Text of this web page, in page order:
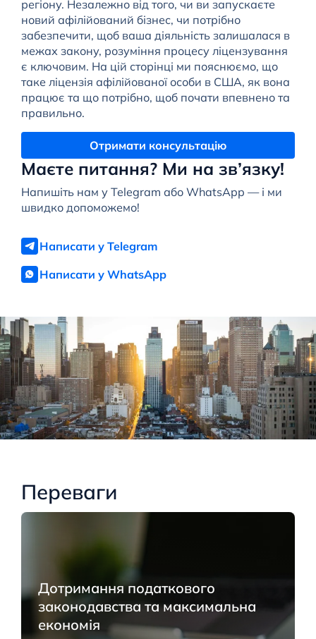
Маєте питання? Ми на зв’язку!
Напишіть нам у Telegram або WhatsApp — і ми
швидко допоможемо!
Написати у Telegram
Написати у WhatsApp
регіону. Незалежно від того, чи ви запускаєте
новий афілійований бізнес, чи потрібно
забезпечити, щоб ваша діяльність залишалася в
межах закону, розуміння процесу ліцензування
є ключовим. На цій сторінці ми пояснюємо, що
таке ліцензія афілійованої особи в США, як вона
працює та що потрібно, щоб почати впевнено та
правильно.
Отримати консультацію
Переваги
Дотримання податкового
законодавства та максимальна
економія